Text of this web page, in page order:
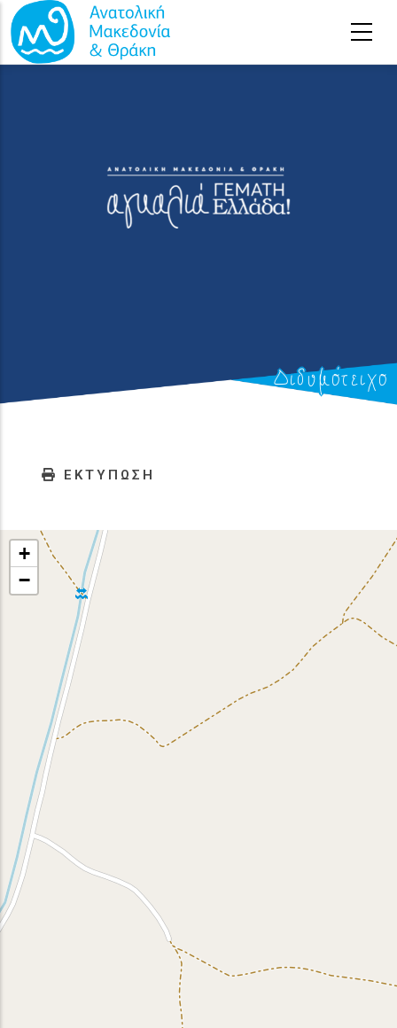
Παράκαμψη προς το κυρίως περιεχόμενο
Διδυμότειχο
ΕΚΤΥΠΩΣΗ
+
−